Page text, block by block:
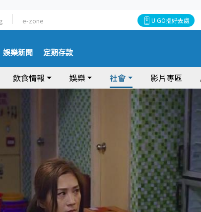
e-zone U GO搵好去處
娛樂新聞 定期存款
飲食情報 娛樂 社會 影片專區